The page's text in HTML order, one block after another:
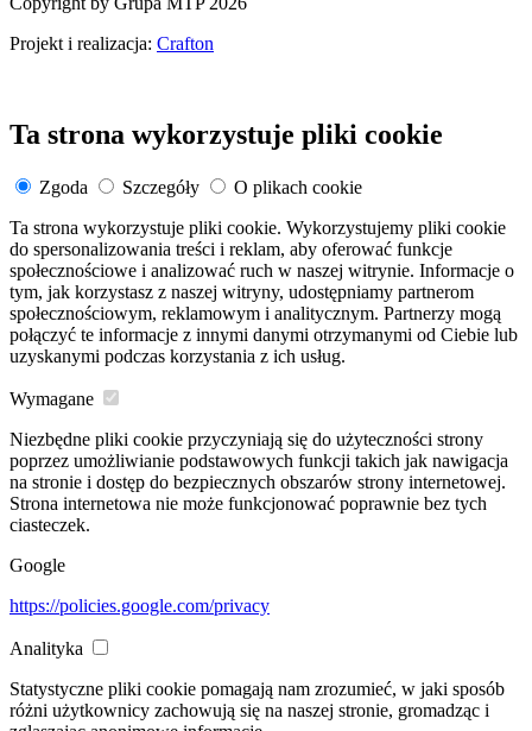
Projekt i realizacja: Crafton
Ta strona wykorzystuje pliki cookie
Zgoda Szczegóły
O plikach cookie
Ta strona wykorzystuje pliki cookie. Wykorzystujemy pliki cookie
do spersonalizowania treści i reklam, aby oferować funkcje
społecznościowe i analizować ruch w naszej witrynie. Informacje o
tym, jak korzystasz z naszej witryny, udostępniamy partnerom
społecznościowym, reklamowym i analitycznym. Partnerzy mogą
połączyć te informacje z innymi danymi otrzymanymi od Ciebie lub
uzyskanymi podczas korzystania z ich usług.
Wymagane
Niezbędne pliki cookie przyczyniają się do użyteczności strony
poprzez umożliwianie podstawowych funkcji takich jak nawigacja
na stronie i dostęp do bezpiecznych obszarów strony internetowej.
Strona internetowa nie może funkcjonować poprawnie bez tych
ciasteczek.
Google
https://policies.google.com/privacy
Analityka
Statystyczne pliki cookie pomagają nam zrozumieć, w jaki sposób
różni użytkownicy zachowują się na naszej stronie, gromadząc i